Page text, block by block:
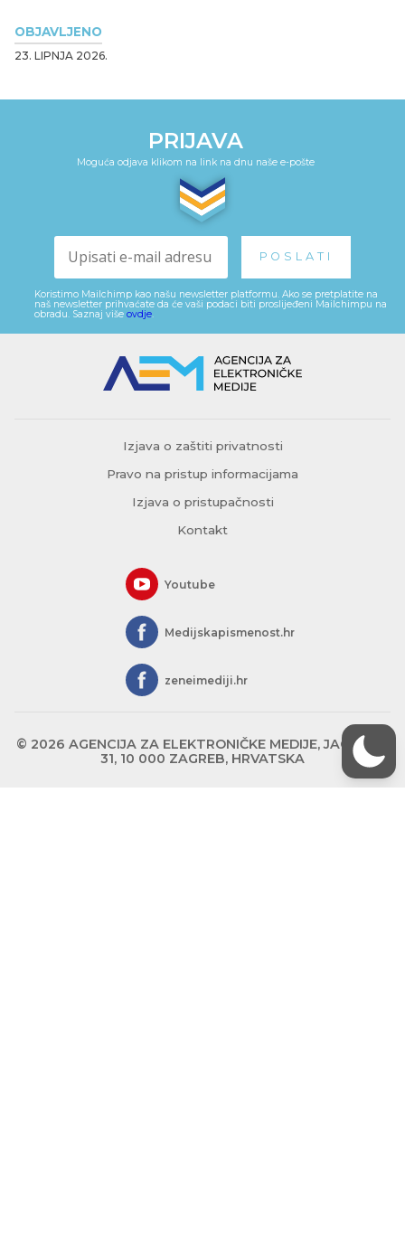
OBJAVLJENO
23. LIPNJA 2026.
PRIJAVA
Moguća odjava klikom na link na dnu naše e-pošte
Koristimo Mailchimp kao našu newsletter platformu. Ako se pretplatite na
naš newsletter prihvaćate da će vaši podaci biti proslijeđeni Mailchimpu na
obradu. Saznaj više ovdje
Izjava o zaštiti privatnosti
Pravo na pristup informacijama
Izjava o pristupačnosti
Kontakt
Youtube
Medijskapismenost.hr
zeneimediji.hr
© 2026 AGENCIJA ZA ELEKTRONIČKE MEDIJE, JAGIĆEVA
31, 10 000 ZAGREB, HRVATSKA